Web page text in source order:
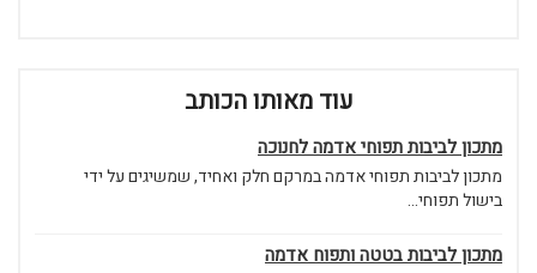
עוד מאותו הכותב
מתכון לביבות תפוחי אדמה לחנוכה
מתכון לביבות תפוחי אדמה במרקם חלק ואחיד, שמשיגים על ידי
בישול תפוחי...
מתכון לביבות בטטה ותפוח אדמה